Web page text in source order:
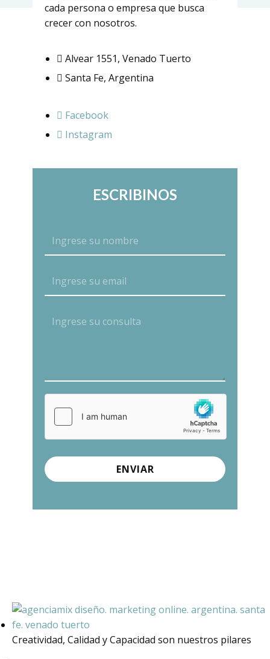
cada persona o empresa que busca
crecer con nosotros.
Alvear 1551, Venado Tuerto
Santa Fe, Argentina
Facebook
Instagram
ESCRIBINOS
ENVIAR
Creatividad, Calidad y Capacidad son nuestros pilares